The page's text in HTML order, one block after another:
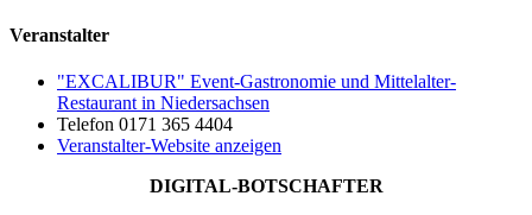
Veranstalter
"EXCALIBUR" Event-Gastronomie und Mittelalter-
Restaurant in Niedersachsen
Telefon 0171 365 4404
Veranstalter-Website anzeigen
DIGITAL-BOTSCHAFTER